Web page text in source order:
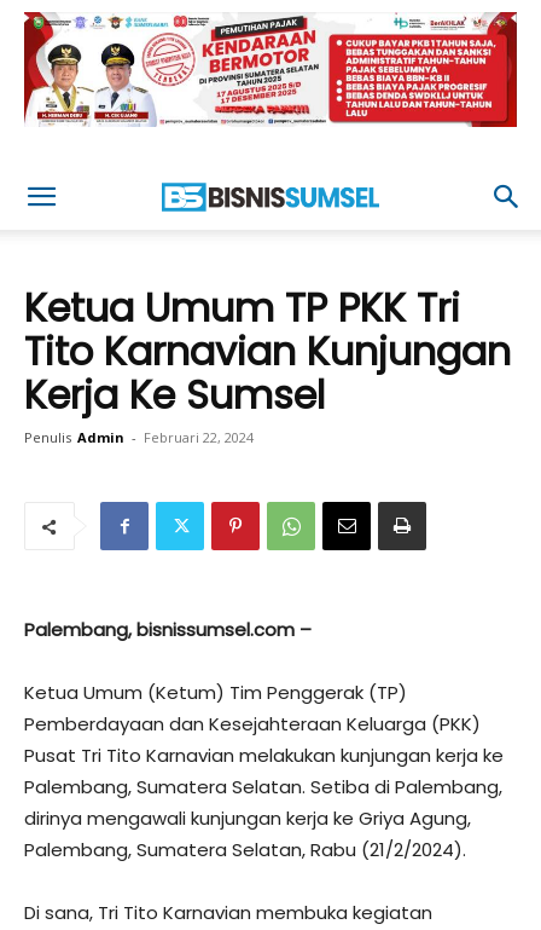
Ketua Umum TP PKK Tri
Tito Karnavian Kunjungan
Kerja Ke Sumsel
Penulis Admin - Februari 22, 2024
Palembang, bisnissumsel.com –
Ketua Umum (Ketum) Tim Penggerak (TP)
Pemberdayaan dan Kesejahteraan Keluarga (PKK)
Pusat Tri Tito Karnavian melakukan kunjungan kerja ke
Palembang, Sumatera Selatan. Setiba di Palembang,
dirinya mengawali kunjungan kerja ke Griya Agung,
Palembang, Sumatera Selatan, Rabu (21/2/2024).
Di sana, Tri Tito Karnavian membuka kegiatan